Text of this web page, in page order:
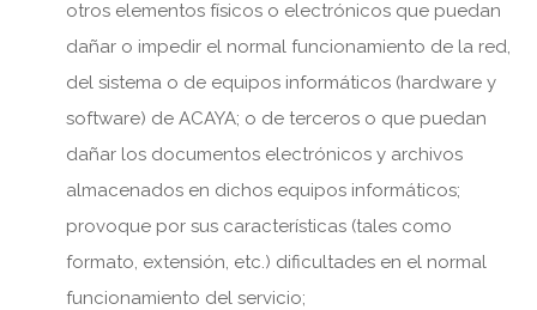
otros elementos físicos o electrónicos que puedan
dañar o impedir el normal funcionamiento de la red,
del sistema o de equipos informáticos (hardware y
software) de ACAYA; o de terceros o que puedan
dañar los documentos electrónicos y archivos
almacenados en dichos equipos informáticos;
provoque por sus características (tales como
formato, extensión, etc.) dificultades en el normal
funcionamiento del servicio;